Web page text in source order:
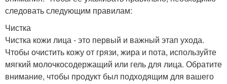
следовать следующим правилам:
Чистка
Чистка кожи лица - это первый и важный этап ухода.
Чтобы очистить кожу от грязи, жира и пота, используйте
мягкий молочкосодержащий или гель для лица. Обратите
внимание, чтобы продукт был подходящим для вашего